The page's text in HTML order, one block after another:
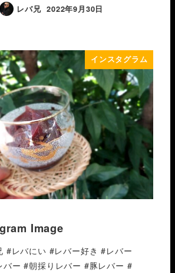
レバ兄 2022年9月30日
インスタグラム
Image
#レバにい #レバー好き #レバー
バー #朝採りレバー #豚レバー #